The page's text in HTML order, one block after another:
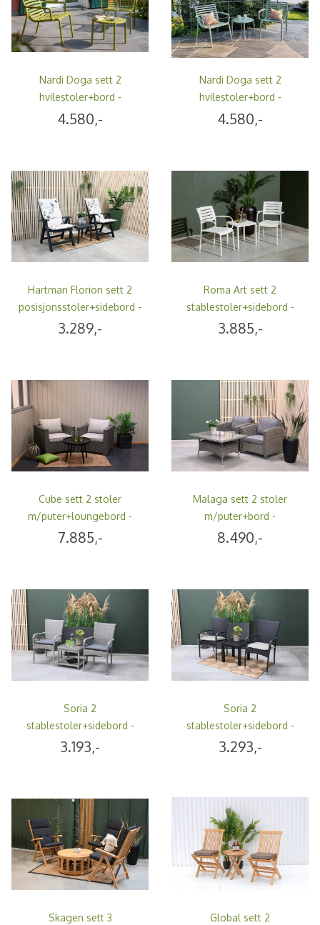
Nardi Doga sett 2
hvilestoler+bord -
limegrønn
4.580,-
Nardi Doga sett 2
hvilestoler+bord -
støvmint
4.580,-
Hartman Florion sett 2
posisjonsstoler+sidebord -
antrasittgrå
3.289,-
Roma Art sett 2
stablestoler+sidebord -
hvit
3.885,-
Cube sett 2 stoler
m/puter+loungebord -
gråmelert/strandgrå
7.885,-
Malaga sett 2 stoler
m/puter+bord -
gråbeige/vitrolgrå
8.490,-
Soria 2
stablestoler+sidebord -
delfingrå
3.193,-
Soria 2
stablestoler+sidebord -
tjæresort/sort
3.293,-
Skagen sett 3
Global sett 2